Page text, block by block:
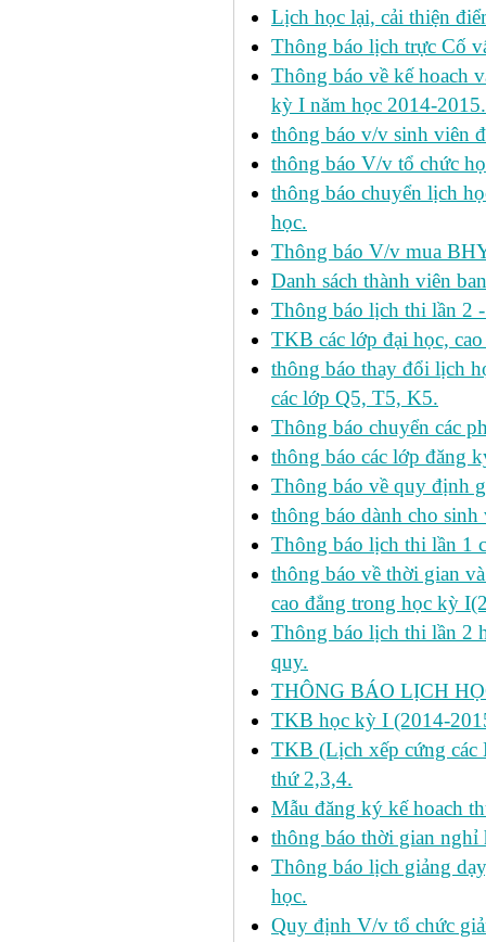
Lịch học lại, cải thiện
Thông báo lịch trực Cố
Thông báo về kế hoach
kỳ I năm học 2014-2015.
thông báo v/v sinh viên
thông báo V/v tổ chức
thông báo chuyển lịch
học.
Thông báo V/v mua
Danh sách thành viên
Thông báo lịch thi lần 2
TKB các lớp đại học,
thông báo thay đổi lịch
các lớp Q5, T5, K5.
Thông báo chuyển các
thông báo các lớp đăng
Thông báo về quy định
thông báo dành cho
Thông báo lịch thi lần 1
thông báo về thời gian
cao đẳng trong học kỳ
Thông báo lịch thi lần 2
quy.
THÔNG BÁO LỊCH
TKB học kỳ I (2014-
TKB (Lịch xếp cứng các
thứ 2,3,4.
Mẫu đăng ký kế hoach
thông báo thời gian
Thông báo lịch giảng
học.
Quy định V/v tổ chức